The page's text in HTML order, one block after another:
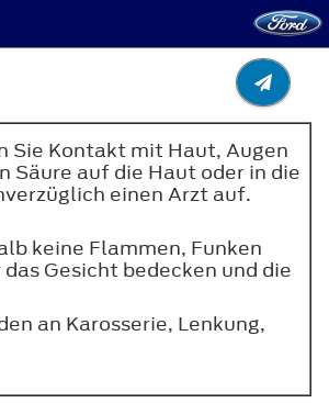
Sie Kontakt mit Haut, Augen
Säure auf die Haut oder in die
einen Arzt auf.
keine Flammen, Funken
Gesicht bedecken und die
an Karosserie, Lenkung,